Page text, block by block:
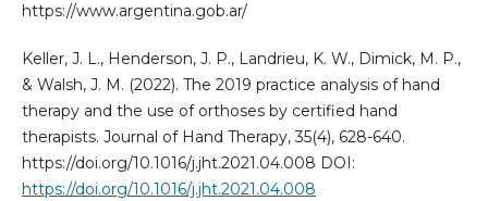
https://www.argentina.gob.ar/
Keller, J. L., Henderson, J. P., Landrieu, K. W., Dimick, M. P.,
& Walsh, J. M. (2022). The 2019 practice analysis of hand
therapy and the use of orthoses by certified hand
therapists. Journal of Hand Therapy, 35(4), 628-640.
https://doi.org/10.1016/j.jht.2021.04.008 DOI:
https://doi.org/10.1016/j.jht.2021.04.008